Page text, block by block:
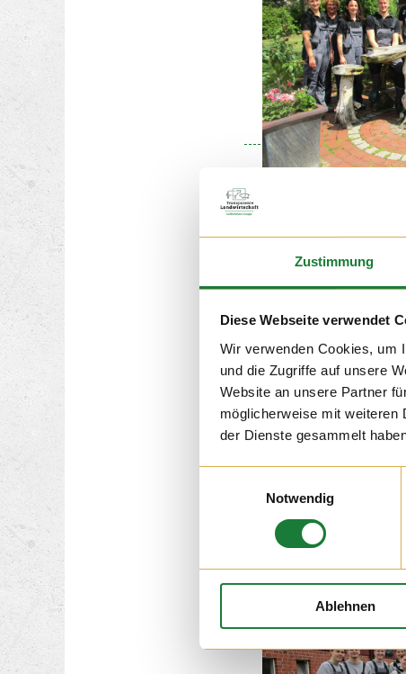
Zustimmung
Diese Webseite verwendet
Wir verwenden Cookies, um
und die Zugriffe auf unsere
Website an unsere Partner
möglicherweise mit weiteren
der Dienste gesammelt
Notwendig
Ablehnen
27. MAI
Kindertagesstätte St.
einem Besuch des
Einblick in die
bekommen. Von den
aus dem
Bösel, keines der
landwirtschaftlichen
wenige Kinder dabei,